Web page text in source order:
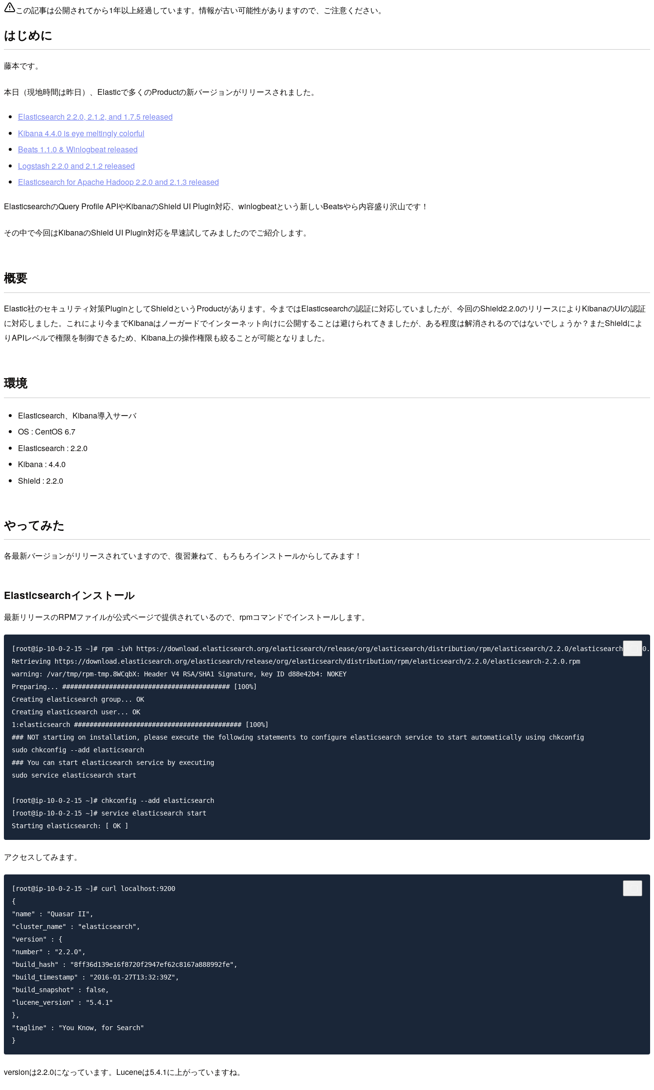
この記事は公開されてから1年以上経過しています。情報が古い可能性がありますので、ご注意ください。
はじめに
藤本です。
本日（現地時間は昨日）、Elasticで多くのProductの新バージョンがリリースされました。
Elasticsearch 2.2.0, 2.1.2, and 1.7.5 released
Kibana 4.4.0 is eye meltingly colorful
Beats 1.1.0 & Winlogbeat released
Logstash 2.2.0 and 2.1.2 released
Elasticsearch for Apache Hadoop 2.2.0 and 2.1.3 released
ElasticsearchのQuery Profile APIやKibanaのShield UI Plugin対応、winlogbeatという新しいBeatsやら内容盛り沢山です！
その中で今回はKibanaのShield UI Plugin対応を早速試してみましたのでご紹介します。
概要
Elastic社のセキュリティ対策PluginとしてShieldというProductがあります。今まではElasticsearchの認証に対応していましたが、今回のShield2.2.0のリリースによりKibanaのUIの認証
に対応しました。これにより今までKibanaはノーガードでインターネット向けに公開することは避けられてきましたが、ある程度は解消されるのではないでしょうか？またShieldによ
りAPIレベルで権限を制御できるため、Kibana上の操作権限も絞ることが可能となりました。
環境
Elasticsearch、Kibana導入サーバ
OS : CentOS 6.7
Elasticsearch : 2.2.0
Kibana : 4.4.0
Shield : 2.2.0
やってみた
各最新バージョンがリリースされていますので、復習兼ねて、もろもろインストールからしてみます！
Elasticsearchインストール
最新リリースのRPMファイルが公式ページで提供されているので、rpmコマンドでインストールします。
[root@ip-10-0-2-15 ~]# rpm -ivh https://download.elasticsearch.org/elasticsearch/release/org/elasticsearch/distribution/rpm/elasticsearch/2.2.0/elasticsearch-
Retrieving https://download.elasticsearch.org/elasticsearch/release/org/elasticsearch/distribution/rpm/elasticsearch/2.2.0/elasticsearch-2.2.0.rpm
warning: /var/tmp/rpm-tmp.8WCqbX: Header V4 RSA/SHA1 Signature, key ID d88e42b4: NOKEY
Preparing... ########################################### [100%]
Creating elasticsearch group... OK
Creating elasticsearch user... OK
1:elasticsearch ########################################### [100%]
### NOT starting on installation, please execute the following statements to configure elasticsearch service to start automatically using chkconfig
sudo chkconfig --add elasticsearch
### You can start elasticsearch service by executing
sudo service elasticsearch start
[root@ip-10-0-2-15 ~]# chkconfig --add elasticsearch
[root@ip-10-0-2-15 ~]# service elasticsearch start
アクセスしてみます。
[root@ip-10-0-2-15 ~]# curl localhost:9200
{
"name" : "Quasar II",
"cluster_name" : "elasticsearch",
"version" : {
"number" : "2.2.0",
"build_hash" : "8ff36d139e16f8720f2947ef62c8167a888992fe",
"build_timestamp" : "2016-01-27T13:32:39Z",
"build_snapshot" : false,
"lucene_version" : "5.4.1"
},
"tagline" : "You Know, for Search"
versionは2.2.0になっています。Luceneは5.4.1に上がっていますね。